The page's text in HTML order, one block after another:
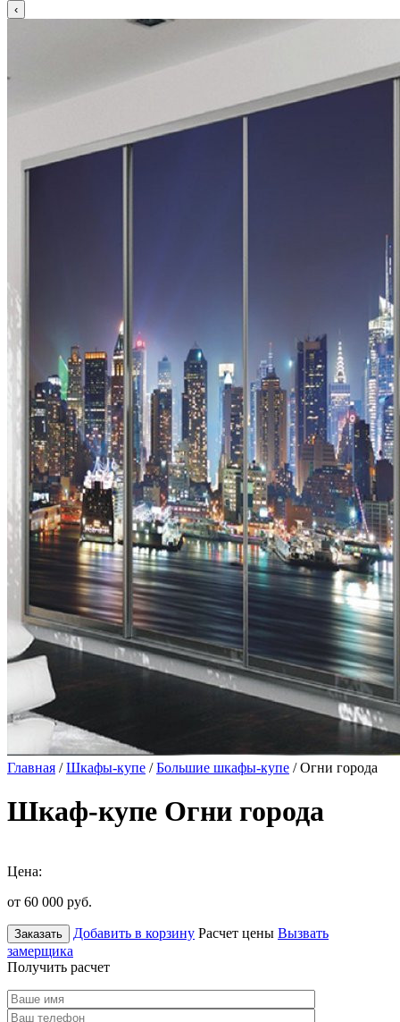
Главная /Шкафы-купе /Большие шкафы-купе / Огни города
Шкаф-купе Огни города
Цена:
от 60 000 руб.
Заказать Добавить в корзину Расчет цены Вызвать
замерщика
Получить расчет